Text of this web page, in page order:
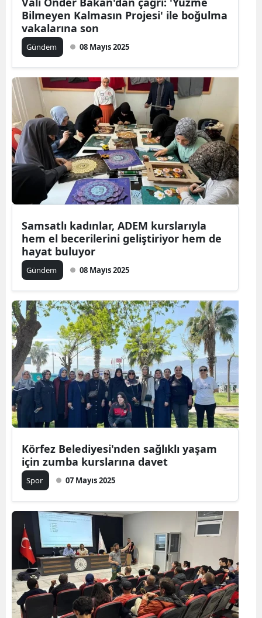
Bilmeyen Kalmasın Projesi' ile boğulma
vakalarına son
Gündem 08 Mayıs 2025
Samsatlı kadınlar, ADEM kurslarıyla
hem el becerilerini geliştiriyor hem de
hayat buluyor
Gündem 08 Mayıs 2025
Körfez Belediyesi'nden sağlıklı yaşam
için zumba kurslarına davet
Spor 07 Mayıs 2025